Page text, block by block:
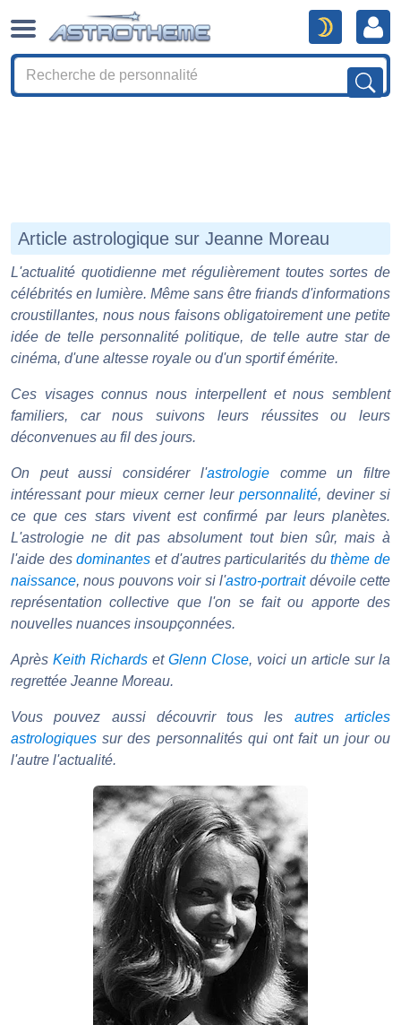
Article astrologique sur Jeanne Moreau
L'actualité quotidienne met régulièrement toutes sortes de
célébrités en lumière. Même sans être friands d'informations
croustillantes, nous nous faisons obligatoirement une petite
idée de telle personnalité politique, de telle autre star de
cinéma, d'une altesse royale ou d'un sportif émérite.
Ces visages connus nous interpellent et nous semblent
familiers, car nous suivons leurs réussites ou leurs
déconvenues au fil des jours.
On peut aussi considérer l'astrologiecomme un filtre
intéressant pour mieux cerner leur personnalité, deviner si
ce que ces stars vivent est confirmé par leurs planètes.
L'astrologie ne dit pas absolument tout bien sûr, mais à
l'aide desdominantes et d'autres particularités duthème de
naissance, nous pouvons voir si l'astro-portraitdévoile cette
représentation collective que l'on se fait ou apporte des
nouvelles nuances insoupçonnées.
Après Keith Richards et Glenn Close, voici un article sur la
regrettée Jeanne Moreau.
Vous pouvez aussi découvrir tous les autres articles
astrologiques sur des personnalités qui ont fait un jour ou
l'autre l'actualité.